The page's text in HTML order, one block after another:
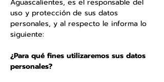
Aguascalientes, es el responsable del
uso y protección de sus datos
personales, y al respecto le informa lo
siguiente:
¿Para qué fines utilizaremos sus datos
personales?